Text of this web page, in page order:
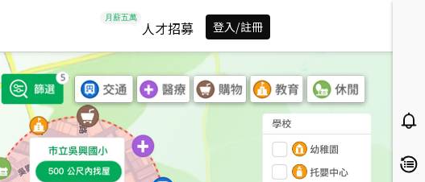
人才招募 登入/註冊